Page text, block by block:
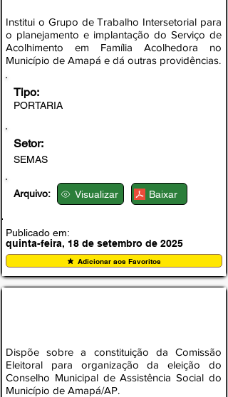
Institui o Grupo de Trabalho Intersetorial para
o planejamento e implantação do Serviço de
Acolhimento em Família Acolhedora no
Município de Amapá e dá outras providências.
Tipo:
PORTARIA
Setor:
SEMAS
Arquivo: Visualizar Baixar
Publicado em:
quinta-feira, 18 de setembro de 2025
Adicionar aos Favoritos
Dispõe sobre a constituição da Comissão
Eleitoral para organização da eleição do
Conselho Municipal de Assistência Social do
Município de Amapá/AP.